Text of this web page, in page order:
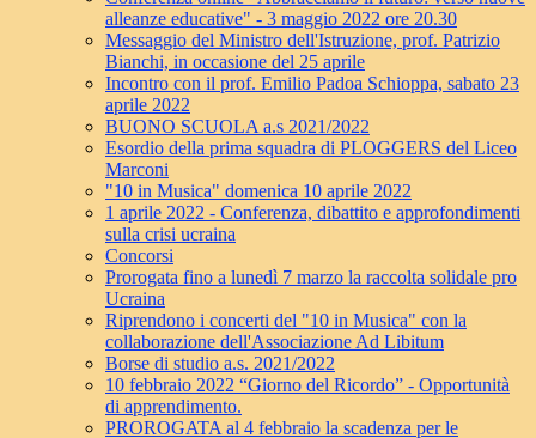
alleanze educative" - 3 maggio 2022 ore 20.30
Messaggio del Ministro dell'Istruzione, prof. Patrizio
Bianchi, in occasione del 25 aprile
Incontro con il prof. Emilio Padoa Schioppa, sabato 23
aprile 2022
BUONO SCUOLA a.s 2021/2022
Esordio della prima squadra di PLOGGERS del Liceo
Marconi
"10 in Musica" domenica 10 aprile 2022
1 aprile 2022 - Conferenza, dibattito e approfondimenti
sulla crisi ucraina
Concorsi
Prorogata fino a lunedì 7 marzo la raccolta solidale pro
Ucraina
Riprendono i concerti del "10 in Musica" con la
collaborazione dell'Associazione Ad Libitum
Borse di studio a.s. 2021/2022
10 febbraio 2022 “Giorno del Ricordo” - Opportunità
di apprendimento.
PROROGATA al 4 febbraio la scadenza per le